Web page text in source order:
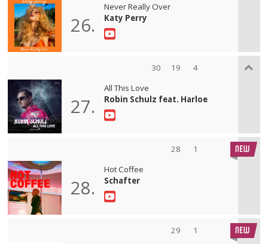
26.
Never Really Over
Katy Perry
30 19 4
27.
All This Love
Robin Schulz feat. Harloe
28 1
28.
Hot Coffee
Schafter
29 1